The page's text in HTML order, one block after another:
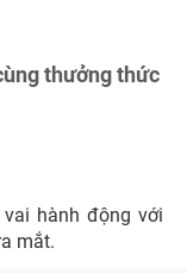
thưởng thức
hành động với
mắt.